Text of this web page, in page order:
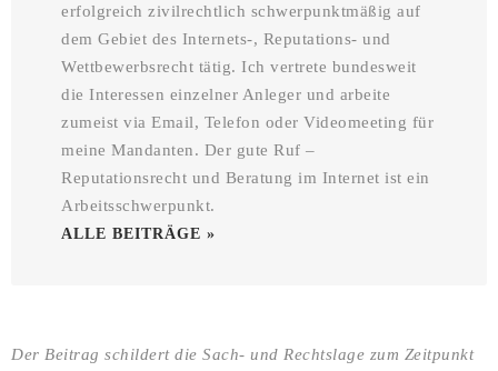
erfolgreich zivilrechtlich schwerpunktmäßig auf
dem Gebiet des Internets-, Reputations- und
Wettbewerbsrecht tätig. Ich vertrete bundesweit
die Interessen einzelner Anleger und arbeite
zumeist via Email, Telefon oder Videomeeting für
meine Mandanten. Der gute Ruf –
Reputationsrecht und Beratung im Internet ist ein
Arbeitsschwerpunkt.
ALLE BEITRÄGE »
Der Beitrag schildert die Sach- und Rechtslage zum Zeitpunkt